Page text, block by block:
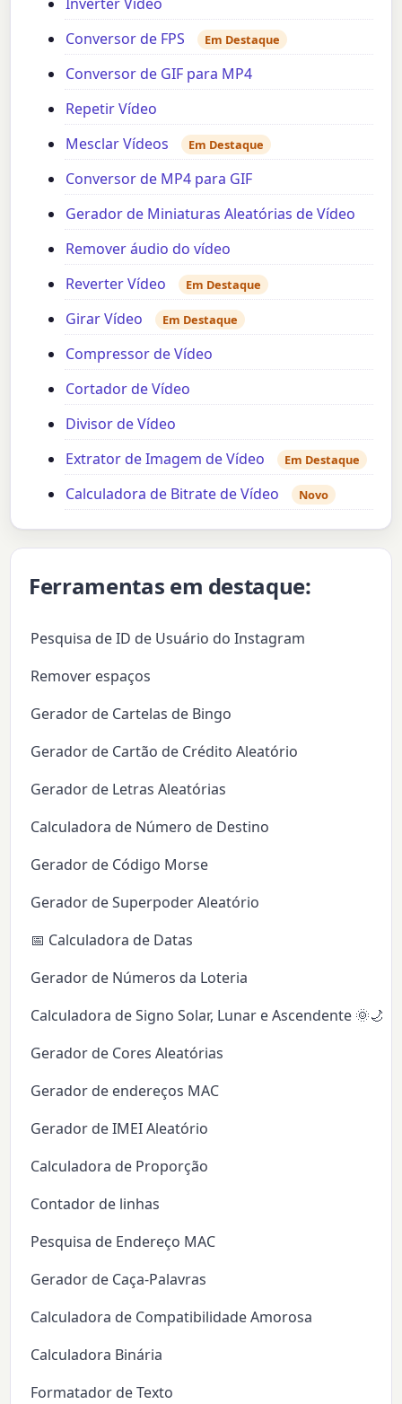
Conversor de FPS
Em Destaque
Conversor de GIF para MP4
Repetir Vídeo
Mesclar Vídeos
Em Destaque
Conversor de MP4 para GIF
Gerador de Miniaturas Aleatórias de Vídeo
Remover áudio do vídeo
Reverter Vídeo
Em Destaque
Girar Vídeo Em Destaque
Compressor de Vídeo
Cortador de Vídeo
Divisor de Vídeo
Extrator de Imagem de Vídeo
Em Destaque
Calculadora de Bitrate de Vídeo Novo
Ferramentas em destaque:
Pesquisa de ID de Usuário do Instagram
Remover espaços
Gerador de Cartelas de Bingo
Gerador de Cartão de Crédito Aleatório
Gerador de Letras Aleatórias
Calculadora de Número de Destino
Gerador de Código Morse
Gerador de Superpoder Aleatório
📅 Calculadora de Datas
Gerador de Números da Loteria
Calculadora de Signo Solar, Lunar e Ascendente 🌞🌙✨
Gerador de Cores Aleatórias
Gerador de endereços MAC
Gerador de IMEI Aleatório
Calculadora de Proporção
Contador de linhas
Pesquisa de Endereço MAC
Gerador de Caça-Palavras
Calculadora de Compatibilidade Amorosa
Calculadora Binária
Formatador de Texto